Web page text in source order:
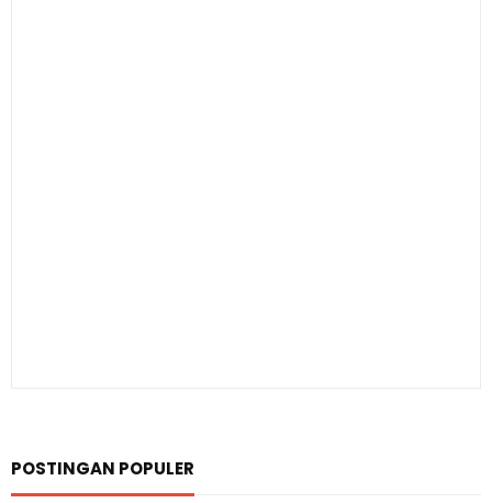
POSTINGAN POPULER